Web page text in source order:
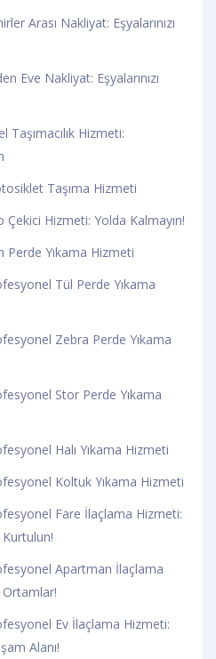
Arası Nakliyat: Eşyalarınızı
Eve Nakliyat: Eşyalarınızı
Hizmeti:
Taşıma Hizmeti
Hizmeti: Yolda Kalmayın!
Yıkama Hizmeti
Tül Perde Yıkama
Zebra Perde Yıkama
Stor Perde Yıkama
Halı Yıkama Hizmeti
Koltuk Yıkama Hizmeti
Fare İlaçlama Hizmeti:
Kurtulun!
Apartman İlaçlama
Ortamlar!
Ev İlaçlama Hizmeti:
Alanı!